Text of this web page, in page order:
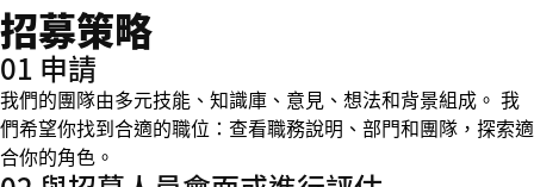
招募策略
01 申請
我們的團隊由多元技能、知識庫、意見、想法和背景組成。 我
們希望你找到合適的職位：查看職務說明、部門和團隊，探索適
合你的角色。